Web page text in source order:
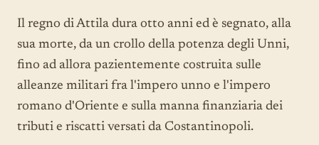
Il regno di Attila dura otto anni ed è segnato, alla
sua morte, da un crollo della potenza degli Unni,
fino ad allora pazientemente costruita sulle
alleanze militari fra l'impero unno e l'impero
romano d'Oriente e sulla manna finanziaria dei
tributi e riscatti versati da Costantinopoli.